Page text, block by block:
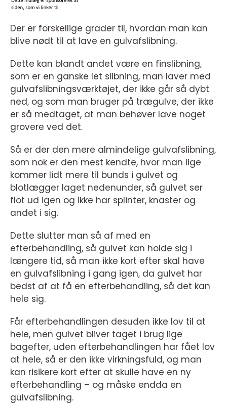
Der er forskellige grader til, hvordan man kan
blive nødt til at lave en gulvafslibning.
Dette kan blandt andet være en finslibning,
som er en ganske let slibning, man laver med
gulvafslibningsværktøjet, der ikke går så dybt
ned, og som man bruger på trægulve, der ikke
er så medtaget, at man behøver lave noget
grovere ved det.
Så er der den mere almindelige gulvafslibning,
som nok er den mest kendte, hvor man lige
kommer lidt mere til bunds i gulvet og
blotlægger laget nedenunder, så gulvet ser
flot ud igen og ikke har splinter, knaster og
andet i sig.
Dette slutter man så af med en
efterbehandling, så gulvet kan holde sig i
længere tid, så man ikke kort efter skal have
en gulvafslibning i gang igen, da gulvet har
bedst af at få en efterbehandling, så det kan
hele sig.
Får efterbehandlingen desuden ikke lov til at
hele, men gulvet bliver taget i brug lige
bagefter, uden efterbehandlingen har fået lov
at hele, så er den ikke virkningsfuld, og man
kan risikere kort efter at skulle have en ny
efterbehandling – og måske endda en
gulvafslibning.